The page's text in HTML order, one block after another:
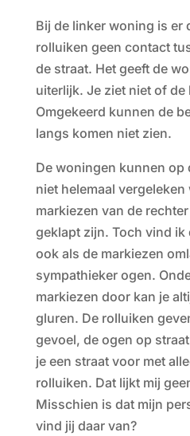
Bij de linker woning is er
rolluiken geen contact
de straat. Het geeft de
uiterlijk. Je ziet niet of
Omgekeerd kunnen de
langs komen niet zien.
De woningen kunnen op
niet helemaal
markiezen van de
geklapt zijn. Toch vind
ook als de markiezen
sympathieker ogen.
markiezen door kan je
gluren. De rolluiken
gevoel, de ogen op
je een straat voor met
rolluiken. Dat lijkt mij
Misschien is dat mijn
vind jij daar van?